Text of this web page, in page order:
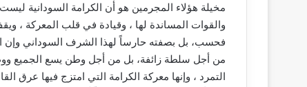
مخيلة هؤلاء المجرمين هو أن الكرامة السودانية
والقوات المساندة لها ، وقيادة في قلب المعركة ،
فحسب، بل بصفته حارساً لهذا الشرف السوداني وإن
من أجل سلطة زائفة، بل من أجل وطن يسع الجميع
التمرد ، وإنها معركة الكرامة التي امتزج فيها